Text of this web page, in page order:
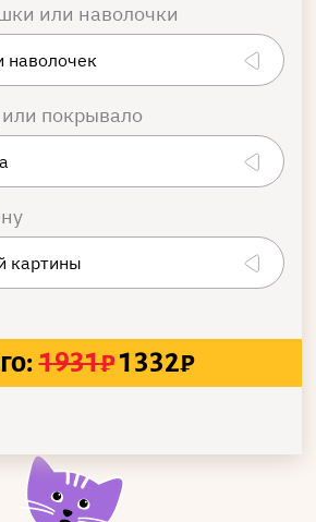
или наволочки
покрывало
1931₽1332₽